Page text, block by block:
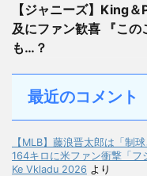
【ジャニーズ】King
及にファン歓喜 『こ
も…？
最近のコメント
【MLB】藤浪晋太郎は「
164キロに米ファン衝撃「フ
Ke Vkladu 2026 より